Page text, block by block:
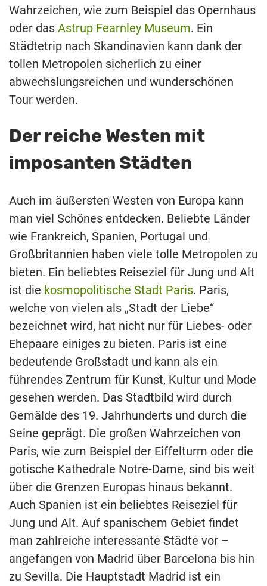
Wahrzeichen, wie zum Beispiel das Opernhaus
oder das Astrup Fearnley Museum. Ein
Städtetrip nach Skandinavien kann dank der
tollen Metropolen sicherlich zu einer
abwechslungsreichen und wunderschönen
Tour werden.
Der reiche Westen mit
imposanten Städten
Auch im äußersten Westen von Europa kann
man viel Schönes entdecken. Beliebte Länder
wie Frankreich, Spanien, Portugal und
Großbritannien haben viele tolle Metropolen zu
bieten. Ein beliebtes Reiseziel für Jung und Alt
ist die kosmopolitische Stadt Paris. Paris,
welche von vielen als „Stadt der Liebe“
bezeichnet wird, hat nicht nur für Liebes- oder
Ehepaare einiges zu bieten. Paris ist eine
bedeutende Großstadt und kann als ein
führendes Zentrum für Kunst, Kultur und Mode
gesehen werden. Das Stadtbild wird durch
Gemälde des 19. Jahrhunderts und durch die
Seine geprägt. Die großen Wahrzeichen von
Paris, wie zum Beispiel der Eiffelturm oder die
gotische Kathedrale Notre-Dame, sind bis weit
über die Grenzen Europas hinaus bekannt.
Auch Spanien ist ein beliebtes Reiseziel für
Jung und Alt. Auf spanischem Gebiet findet
man zahlreiche interessante Städte vor –
angefangen von Madrid über Barcelona bis hin
zu Sevilla. Die Hauptstadt Madrid ist ein